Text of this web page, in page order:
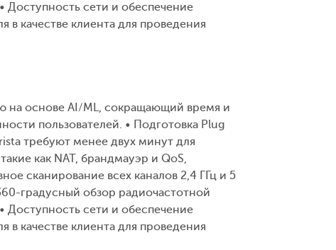
Доступность сети и обеспечение
качестве клиента для проведения
на основе AI/ML, сокращающий время и
пользователей. • Подготовка Plug
требуют менее двух минут для
как NAT, брандмауэр и QoS,
сканирование всех каналов 2,4 ГГц и 5
градусный обзор радиочастотной
Доступность сети и обеспечение
качестве клиента для проведения